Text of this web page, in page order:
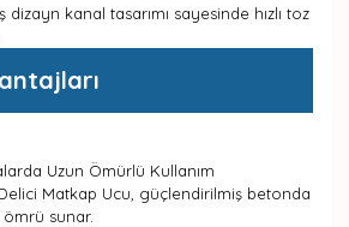
kanal tasarımı sayesinde hızlı toz
Uzun Ömürlü Kullanım
Delici Matkap Ucu, güçlendirilmiş betonda
sunar.